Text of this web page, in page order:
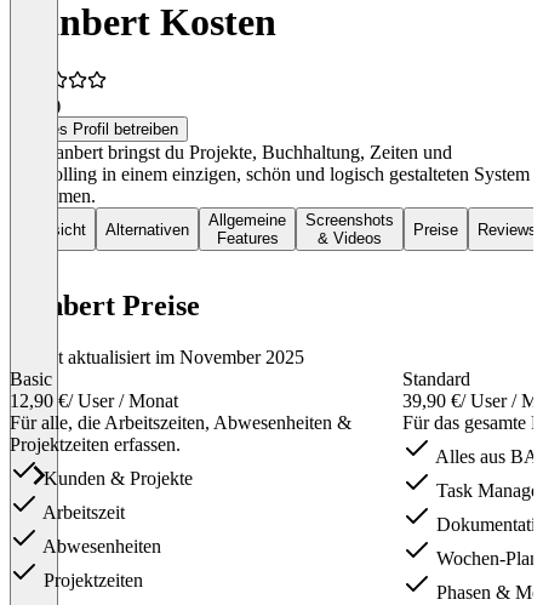
Kanbert Kosten
(5)
Dieses Profil betreiben
Mit Kanbert bringst du Projekte, Buchhaltung, Zeiten und
Controlling in einem einzigen, schön und logisch gestalteten System
zusammen.
Übersicht Alternativen
Allgemeine
Features
Screenshots
& Videos
Preise Reviews
Kanbert Preise
Zuletzt aktualisiert im November 2025
Basic
12,90 €/ User / Monat
Für alle, die Arbeitszeiten, Abwesenheiten &
Projektzeiten erfassen.
Kunden & Projekte
Arbeitszeit
Abwesenheiten
Projektzeiten
Standard
39,90 €/ User /
Für das gesamte
Alles aus
Task
Wochen-
Phasen &